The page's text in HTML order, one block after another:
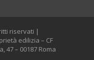
riservati |
edilizia – CF
47 – 00187 Roma